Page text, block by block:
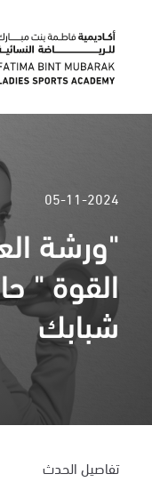
05-11-2024
"ورشة
القوة "
شبابك
تفاصيل الحدث